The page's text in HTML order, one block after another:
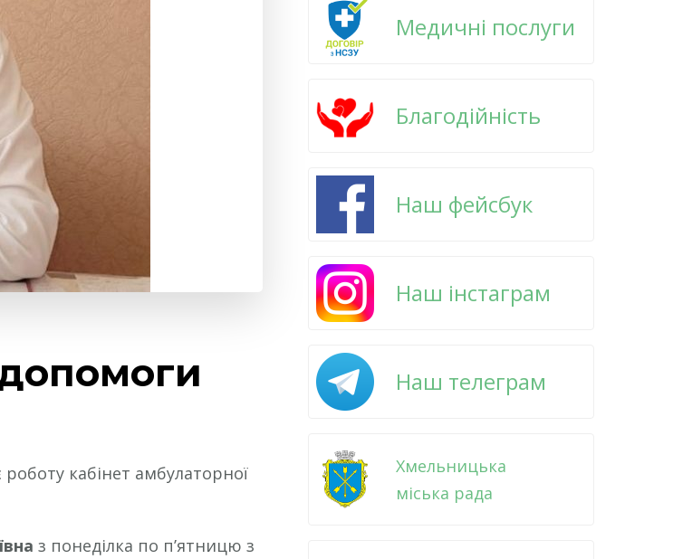
кабінет амбулаторної
з понеділка по п’ятницю з
Медичні послуги
Благодійність
Наш фейсбук
Наш інстаграм
Наш телеграм
Хмельницька
міська рада